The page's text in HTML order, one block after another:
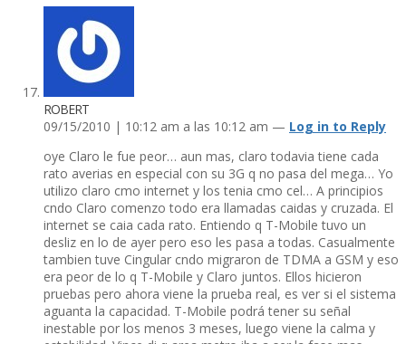
ROBERT
09/15/2010 | 10:12 am a las 10:12 am — Log in to Reply
oye Claro le fue peor… aun mas, claro todavia tiene cada
rato averias en especial con su 3G q no pasa del mega… Yo
utilizo claro cmo internet y los tenia cmo cel… A principios
cndo Claro comenzo todo era llamadas caidas y cruzada. El
internet se caia cada rato. Entiendo q T-Mobile tuvo un
desliz en lo de ayer pero eso les pasa a todas. Casualmente
tambien tuve Cingular cndo migraron de TDMA a GSM y eso
era peor de lo q T-Mobile y Claro juntos. Ellos hicieron
pruebas pero ahora viene la prueba real, es ver si el sistema
aguanta la capacidad. T-Mobile podrá tener su señal
inestable por los menos 3 meses, luego viene la calma y